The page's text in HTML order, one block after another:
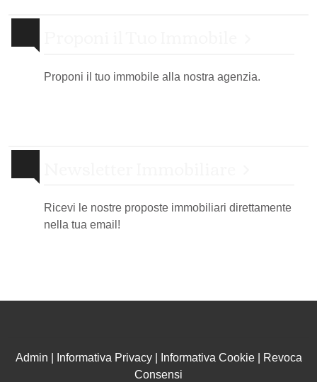
Proponi il tuo immobile alla nostra agenzia.
Ricevi le nostre proposte immobiliari direttamente
nella tua email!
Admin Informativa Privacy| Informativa Cookie|
Revoca
Consensi